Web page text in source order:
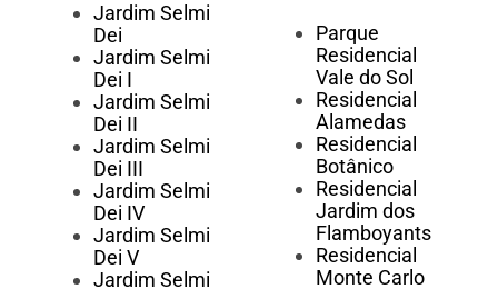
Jardim Selmi
Dei
Jardim Selmi
Dei I
Jardim Selmi
Dei II
Jardim Selmi
Dei III
Jardim Selmi
Dei IV
Jardim Selmi
Dei V
Jardim Selmi
Parque
Residencial
Vale do Sol
Residencial
Alamedas
Residencial
Botânico
Residencial
Jardim dos
Flamboyants
Residencial
Monte Carlo